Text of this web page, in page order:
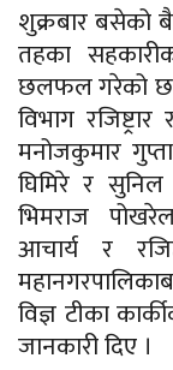
शुक्रबार बसेको
तहका
छलफल गरेको छ
विभाग
मनोजकुमार
घिमिरे र सुनिल
भिमराज
आचार्य र
विज्ञ टीका
जानकारी दिए ।